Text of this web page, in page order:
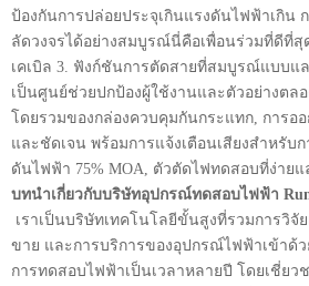
ป้องกันการปล่อยประจุเกินแรงดันไฟฟ้าเกิน
ลัดวงจรได้อย่างสมบูรณ์นี่คือเพื่อนร่วมที่ดีที่สุ
เคเบิล 3. ฟังก์ชันการตัดสายที่สมบูรณ์แบบแ
เป็นศูนย์ช่วยปกป้องผู้ใช้งานและตัวอย่างต
โดยรวมของกล่องควบคุมกันกระแทก, การอ
และชัดเจน พร้อมการแจ้งเตือนเสียงสำหรับ
ดันไฟฟ้า 75% MOA, ตัวตัดไฟทดสอบที่ง่าย
บทนำเกี่ยวกับบริษัทอุปกรณ์ทดสอบไฟฟ้า
เราเป็นบริษัทเทคโนโลยีขั้นสูงที่รวมการวิ
ขาย และการบริการของอุปกรณ์ไฟฟ้าเข้าด้
การทดสอบไฟฟ้าเป็นเวลาหลายปี โดยเชี่ยว